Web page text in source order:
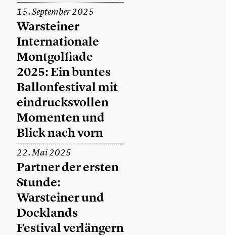
15. September 2025
Warsteiner
Internationale
Montgolfiade
2025: Ein buntes
Ballonfestival mit
eindrucksvollen
Momenten und
Blick nach vorn
22. Mai 2025
Partner der ersten
Stunde:
Warsteiner und
Docklands
Festival verlängern